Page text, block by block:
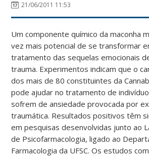
21/06/2011 11:53
Um componente químico da maconha
vez mais potencial de se transformar
tratamento das sequelas emocionais
trauma. Experimentos indicam que o
dos mais de 80 constituintes da
pode ajudar no tratamento de
sofrem de ansiedade provocada por
traumática. Resultados positivos têm
em pesquisas desenvolvidas junto ao
de Psicofarmacologia, ligado ao
Farmacologia da UFSC. Os estudos